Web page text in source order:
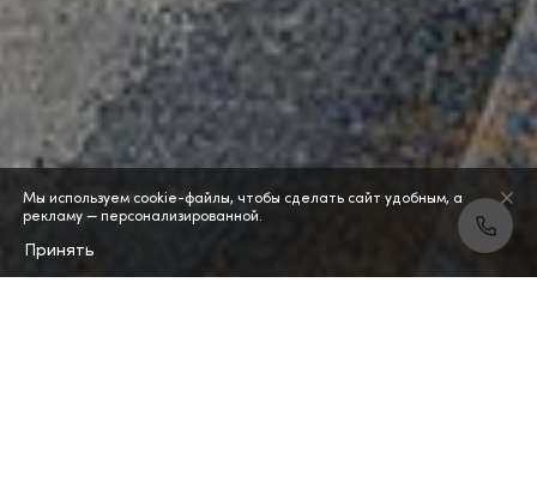
Мы используем cookie-файлы, чтобы сделать сайт удобным, а
рекламу — персонализированной.
Принять